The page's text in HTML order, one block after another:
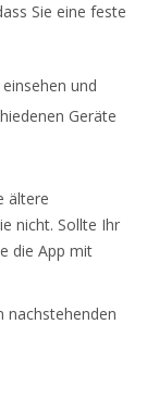
Sie eine feste
und
Geräte
ältere
nicht. Sollte Ihr
die App mit
nachstehenden